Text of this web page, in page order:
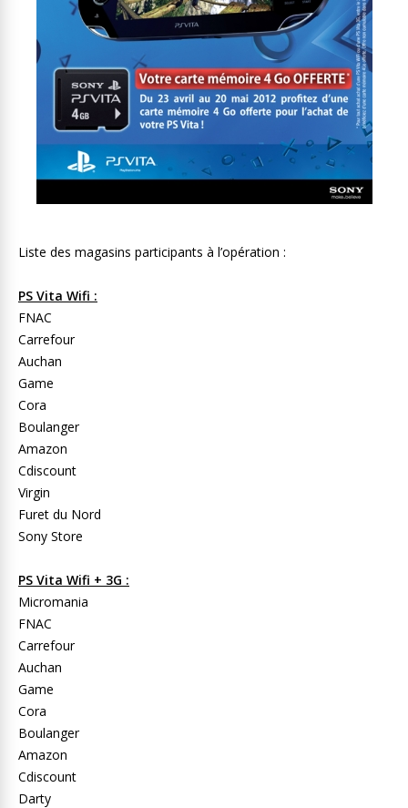
Liste des magasins participants à l’opération :
PS Vita Wifi :
FNAC
Carrefour
Auchan
Game
Cora
Boulanger
Amazon
Cdiscount
Virgin
Furet du Nord
Sony Store
PS Vita Wifi + 3G :
Micromania
FNAC
Carrefour
Auchan
Game
Cora
Boulanger
Amazon
Cdiscount
Darty